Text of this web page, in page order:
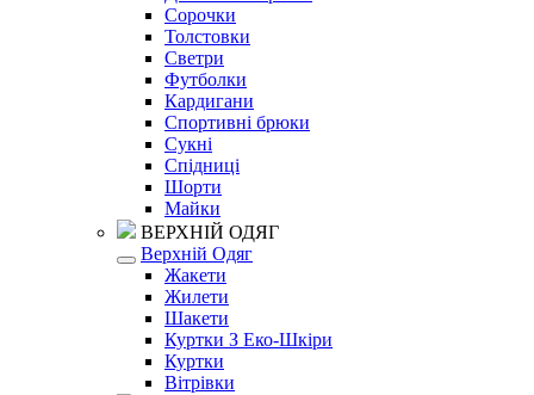
Сорочки
Толстовки
Светри
Футболки
Кардигани
Спортивні брюки
Сукні
Спідниці
Шорти
Майки
ВЕРХНІЙ ОДЯГ
Верхній Одяг
Жакети
Жилети
Шакети
Куртки З Еко-Шкіри
Куртки
Вітрівки